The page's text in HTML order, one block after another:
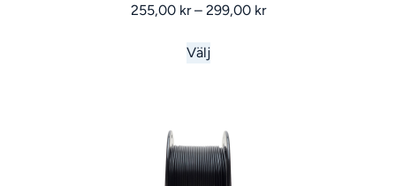
255,00 kr – 299,00 kr
Välj